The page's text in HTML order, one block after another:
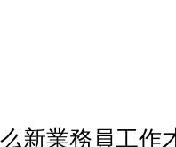
新業務員工作